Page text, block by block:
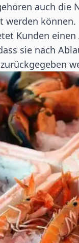
auch die
werden können.
Kunden
sie nach